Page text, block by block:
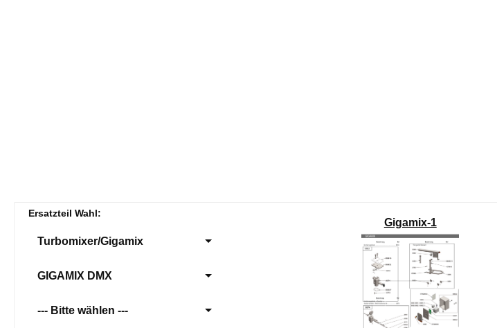
Ersatzteil Wahl:
Turbomixer/Gigamix
GIGAMIX DMX
--- Bitte wählen ---
Gigamix-1